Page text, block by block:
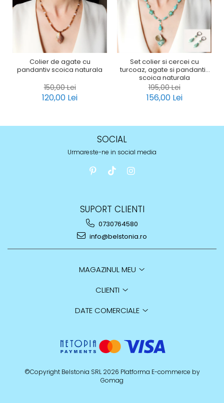
Colier de agate cu
pandantiv scoica naturala
150,00 Lei
120,00 Lei
Set colier si cercei cu
turcoaz, agate si pandantiv
scoica naturala
195,00 Lei
156,00 Lei
SOCIAL
Urmareste-ne in social media
SUPORT CLIENTI
0730764580
info@belstonia.ro
MAGAZINUL MEU
CLIENTI
DATE COMERCIALE
©Copyright Belstonia SRL 2026 Platforma E-commerce by
Gomag